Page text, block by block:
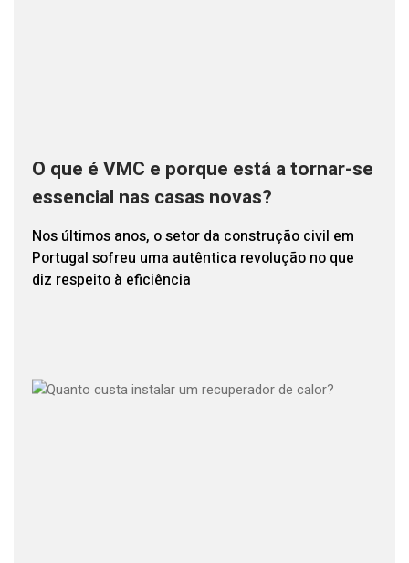
O que é VMC e porque está a tornar-se
essencial nas casas novas?
Nos últimos anos, o setor da construção civil em
Portugal sofreu uma autêntica revolução no que
diz respeito à eficiência